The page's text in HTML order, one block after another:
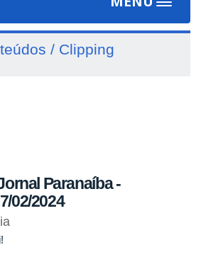
Toggle
/ Clipping
Paranaíba -
02/2024